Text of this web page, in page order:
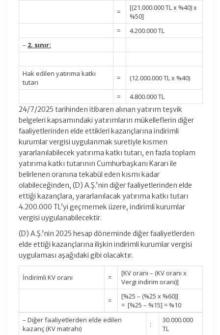
=
[(21.000.000 TL x %40) x
%50]
=
4.200.000 TL
– 2. sınır:
Hak edilen yatırıma katkı
tutarı
= (12.000.000 TL x %40)
=
4.800.000 TL
24/7/2025 tarihinden itibaren alınan yatırım teşvik
belgeleri kapsamındaki yatırımların mükelleflerin diğer
faaliyetlerinden elde ettikleri kazançlarına indirimli
kurumlar vergisi uygulanmak suretiyle kısmen
yararlanılabilecek yatırıma katkı tutarı, en fazla toplam
yatırıma katkı tutarının Cumhurbaşkanı Kararı ile
belirlenen oranına tekabül eden kısmı kadar
olabileceğinden, (D) A.Ş.’nin diğer faaliyetlerinden elde
ettiği kazançlara, yararlanılacak yatırıma katkı tutarı
4.200.000 TL’yi geçmemek üzere, indirimli kurumlar
vergisi uygulanabilecektir.
(D) A.Ş.’nin 2025 hesap döneminde diğer faaliyetlerden
elde ettiği kazançlarına ilişkin indirimli kurumlar vergisi
uygulaması aşağıdaki gibi olacaktır.
İndirimli KV oranı =
[KV oranı – (KV oranı x
Vergi indirim oranı)]
=
[%25 – (%25 x %60)]
= [%25 – %15] = %10
– Diğer faaliyetlerden elde edilen
kazanç (KV matrahı)
:
30.000.000
TL